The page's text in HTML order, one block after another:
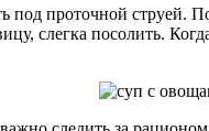
проточной струей.
слегка посолить.